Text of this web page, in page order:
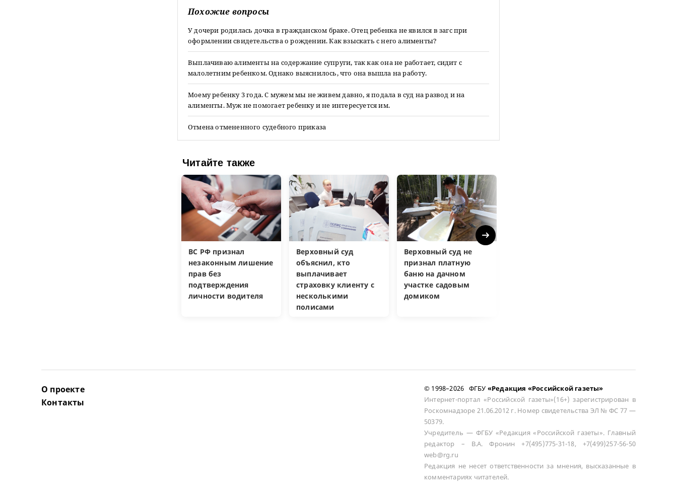
Похожие вопросы
У дочери родилась дочка в гражданском браке. Отец ребенка не явился в загс при
оформлении свидетельства о рождении. Как взыскать с него алименты?
Выплачиваю алименты на содержание супруги, так как она не работает, сидит с
малолетним ребенком. Однако выяснилось, что она вышла на работу.
Моему ребенку 3 года. С мужем мы не живем давно, я подала в суд на развод и на
алименты. Муж не помогает ребенку и не интересуется им.
Отмена отмененного судебного приказа
Читайте также
ВС РФ признал
незаконным лишение
прав без
подтверждения
личности водителя
Верховный суд
объяснил, кто
выплачивает
страховку клиенту с
несколькими
полисами
Верховный суд не
признал платную
баню на дачном
участке садовым
домиком
Next
О проекте
Контакты
© 1998–2026 ФГБУ «Редакция «Российской газеты»
Интернет-портал «Российской газеты»(16+) зарегистрирован в
Роскомнадзоре 21.06.2012 г. Номер свидетельства ЭЛ № ФС 77 —
50379.
Учредитель — ФГБУ «Редакция «Российской газеты». Главный
редактор – В.А. Фронин +7(495)775-31-18, +7(499)257-56-50
web@rg.ru
Редакция не несет ответственности за мнения, высказанные в
комментариях читателей.